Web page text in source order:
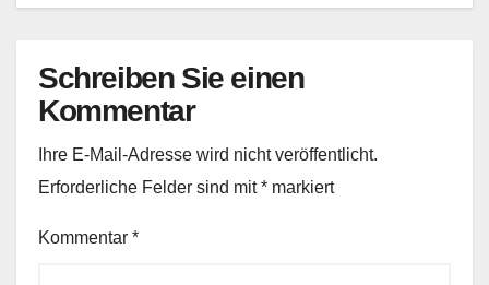
Schreiben Sie einen
Kommentar
Ihre E-Mail-Adresse wird nicht veröffentlicht.
Erforderliche Felder sind mit* markiert
Kommentar *